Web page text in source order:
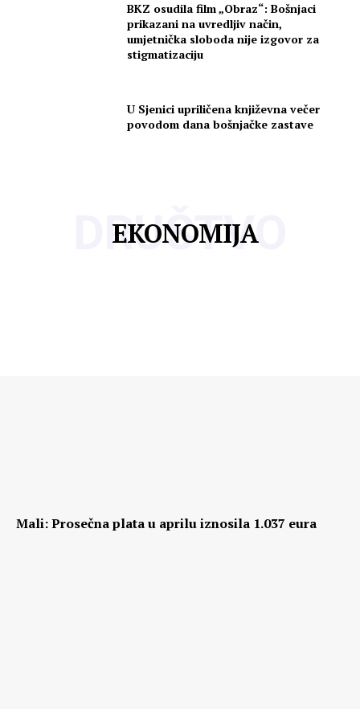
BKZ osudila film „Obraz“: Bošnjaci
prikazani na uvredljiv način,
umjetnička sloboda nije izgovor za
stigmatizaciju
U Sjenici upriličena književna večer
povodom dana bošnjačke zastave
EKONOMIJA
DRUŠTVO
Mali: Prosečna plata u aprilu iznosila 1.037 eura